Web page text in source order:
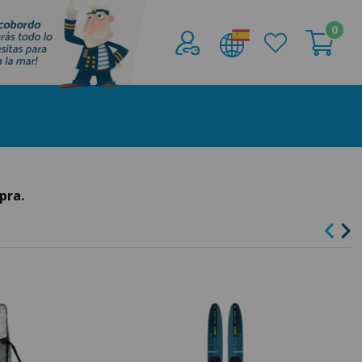
Acceder al
Área profesionales
registro profesional
0